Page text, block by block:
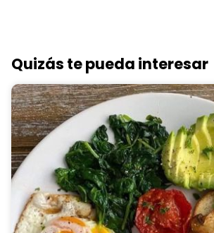
Quizás te pueda interesar